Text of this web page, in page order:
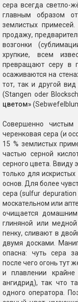
сера всегда светло-
главным образом
землистых
продажу,
возгонки
хрупкие, всем
превращают серу в
осаживаются на
тот, так и другой
(Stangen oder
цветом»
Совершенно чистым
черенковая сера (и
15 % землистых
частью серной
серного цвета. Ввиду
только для
основ. Для более
сера (sulfur
москательном или
очищается
глиняной или
пенку, сливают в
двумя досками.
опасна: чуть сера
после чего огонь тут
и плавлении
ангидрид), так что
одного оператора.